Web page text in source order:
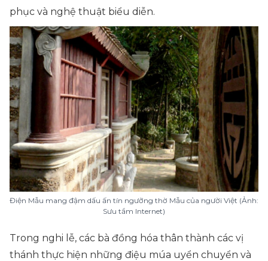
phục và nghệ thuật biểu diễn.
Điện Mẫu mang đậm dấu ấn tín ngưỡng thờ Mẫu của người Việt (Ảnh:
Sưu tầm Internet)
Trong nghi lễ, các bà đồng hóa thân thành các vị
thánh thực hiện những điệu múa uyển chuyển và